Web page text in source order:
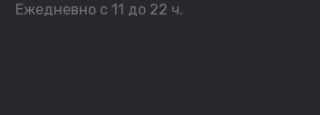
Ежедневно с 11 до 22 ч.